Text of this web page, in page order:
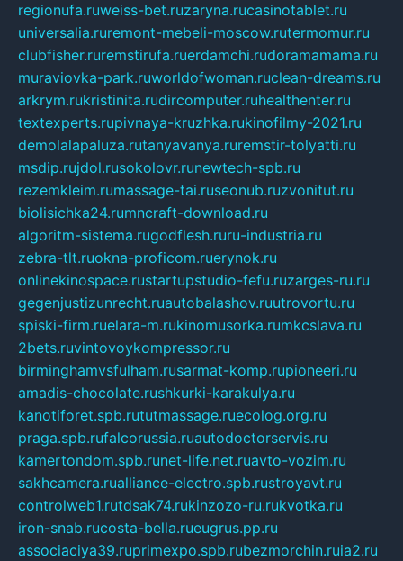
regionufa.ruweiss-bet.ruzaryna.rucasinotablet.ru
universalia.ruremont-mebeli-moscow.rutermomur.ru
clubfisher.ruremstirufa.ruerdamchi.rudoramamama.ru
muraviovka-park.ruworldofwoman.ruclean-dreams.ru
arkrym.rukristinita.rudircomputer.ruhealthenter.ru
textexperts.rupivnaya-kruzhka.rukinofilmy-2021.ru
demolalapaluza.rutanyavanya.ruremstir-tolyatti.ru
msdip.rujdol.rusokolovr.runewtech-spb.ru
rezemkleim.rumassage-tai.ruseonub.ruzvonitut.ru
biolisichka24.rumncraft-download.ru
algoritm-sistema.rugodflesh.ruru-industria.ru
zebra-tlt.ruokna-proficom.ruerynok.ru
onlinekinospace.rustartupstudio-fefu.ruzarges-ru.ru
gegenjustizunrecht.ruautobalashov.ruutrovortu.ru
spiski-firm.ruelara-m.rukinomusorka.rumkcslava.ru
2bets.ruvintovoykompressor.ru
birminghamvsfulham.rusarmat-komp.rupioneeri.ru
amadis-chocolate.rushkurki-karakulya.ru
kanotiforet.spb.rututmassage.ruecolog.org.ru
praga.spb.rufalcorussia.ruautodoctorservis.ru
kamertondom.spb.runet-life.net.ruavto-vozim.ru
sakhcamera.rualliance-electro.spb.rustroyavt.ru
controlweb1.rutdsak74.rukinzozo-ru.rukvotka.ru
iron-snab.rucosta-bella.rueugrus.pp.ru
associaciya39.ruprimexpo.spb.rubezmorchin.ruia2.ru